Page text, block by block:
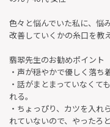
色々と悩んでいた私に、悩
改善していくかの糸口を教
翡翆先生のお勧めポイント
・声が穏やかで優しく落ち
・話がまとまっていなくて
れる。
・ちょっぴり、カツを入
れていないので、やったろ